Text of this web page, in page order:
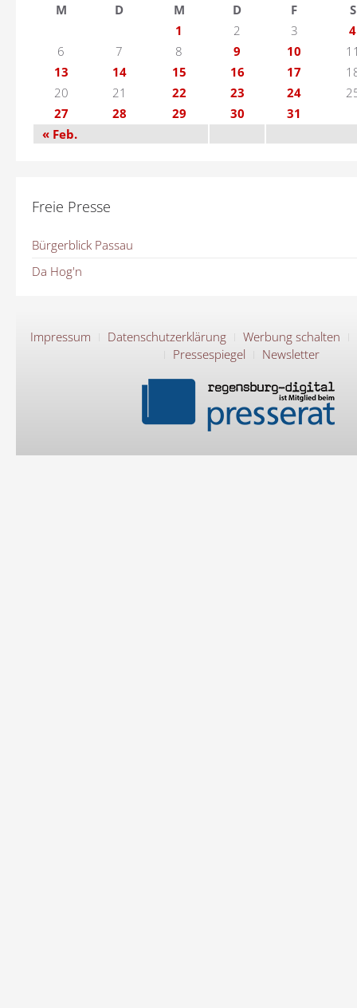
M D M D F
S
1
2 3
4
6
7 8 9 10
13
14 15 16 17
20
21 22 23 24
27
28 29 30
31
« Feb.
Freie Presse
Bürgerblick Passau
Da Hog'n
Impressum Datenschutzerklärung
Werbung schalten
Pressespiegel
Newsletter